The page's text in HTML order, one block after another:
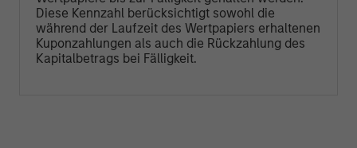
Diese Kennzahl berücksichtigt sowohl die
während der Laufzeit des Wertpapiers erhaltenen
Kuponzahlungen als auch die Rückzahlung des
Kapitalbetrags bei Fälligkeit.